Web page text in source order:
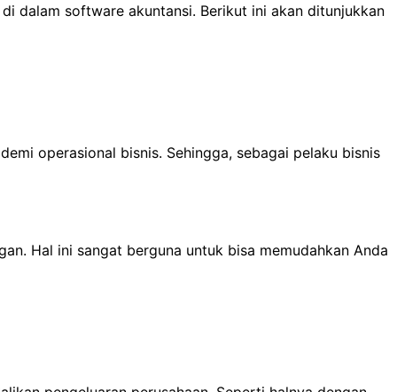
dalam software akuntansi. Berikut ini akan ditunjukkan
operasional bisnis. Sehingga, sebagai pelaku bisnis
Hal ini sangat berguna untuk bisa memudahkan Anda